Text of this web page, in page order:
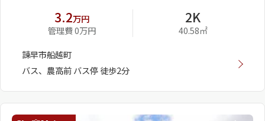
3.2万円
管理費 0万円
2K
40.58㎡
諫早市船越町
バス、農高前 バス停 徒歩2分